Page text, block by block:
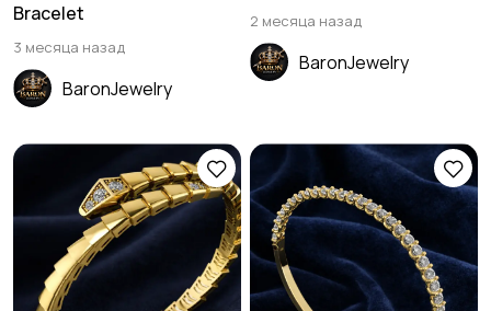
Bracelet
3 месяца назад
BaronJewelry
2 месяца назад
BaronJewelry